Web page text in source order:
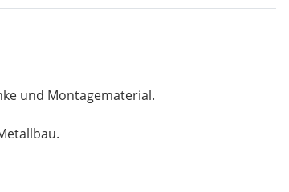
und Montagematerial.